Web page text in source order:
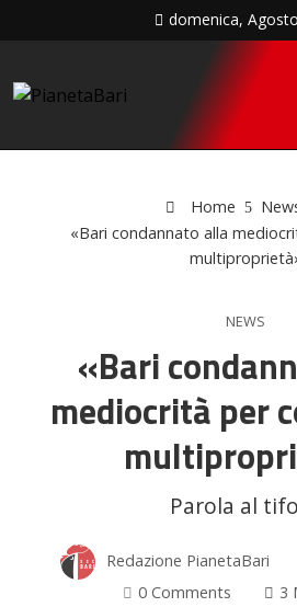
domenica,
Home
«Bari condannato alla
NEWS
«Bari
mediocrità per
Parola al
Redazione PianetaBari
0 Comments
3